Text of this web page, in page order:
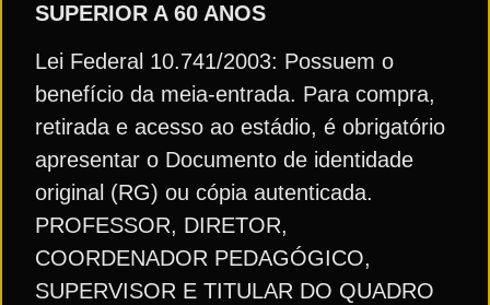
SUPERIOR A 60 ANOS
Lei Federal 10.741/2003: Possuem o
benefício da meia-entrada. Para compra,
retirada e acesso ao estádio, é obrigatório
apresentar o Documento de identidade
original (RG) ou cópia autenticada.
PROFESSOR, DIRETOR,
COORDENADOR PEDAGÓGICO,
SUPERVISOR E TITULAR DO QUADRO